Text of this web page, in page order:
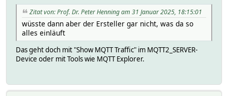
MQTTBridge:weconnect/vehicles/<VIN>/domains/
MQTTBridge:weconnect/vehicles/<VIN>/domains/
MQTTBridge:weconnect/vehicles/<VIN>/domains/
MQTTBridge:weconnect/vehicles/<VIN>/domains/
MQTTBridge:weconnect/vehicles/<VIN>/domains/
MQTTBridge:weconnect/vehicles/<VIN>/domains/
MQTTBridge:weconnect/vehicles/<VIN>/domains/
MQTTBridge:weconnect/vehicles/<VIN>/domains/
Zitat von: Prof. Dr. Peter Henning am 31 Januar 2025, 18:15:01
wüsste dann aber der Ersteller gar nicht, was da so
alles einläuft
Das geht doch mit "Show MQTT Traffic" im MQTT2_SERVER-
Device oder mit Tools wie MQTT Explorer.